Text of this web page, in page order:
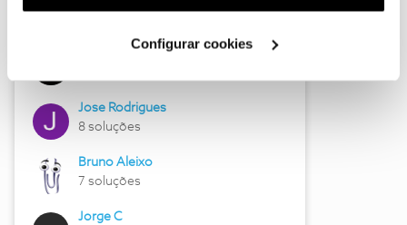
utilização dos cookies clicando em "Configurar
Configurar cookies
Hall of Fame de junho
Jose Rodrigues
8 soluções
Bruno Aleixo
7 soluções
Jorge C